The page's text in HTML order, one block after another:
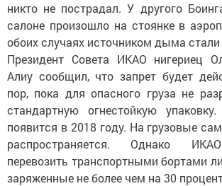
никто не пострадал. У другого
салоне произошло на стоянке в
обоих случаях источником дыма стали
Президент Совета ИКАО нигериец
Алиу сообщил, что запрет будет
пор, пока для опасного груза не
стандартную огнестойкую
появится в 2018 году. На грузовые
распространяется. Однако
перевозить транспортными бортами
заряженные не более чем на 30